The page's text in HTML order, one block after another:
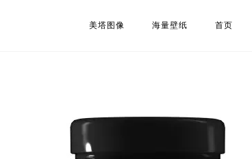
美塔图像 海量壁纸 首页